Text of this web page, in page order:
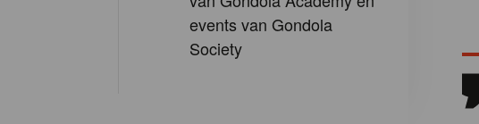
events van Gondola
Society